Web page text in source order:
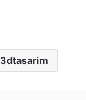
3dtasarim